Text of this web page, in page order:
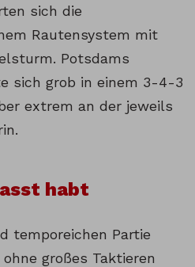
sich die
Rautensystem mit
Potsdams
sich grob in einem 3-4-3
extrem an der jeweils
habt
temporeichen Partie
großes Taktieren